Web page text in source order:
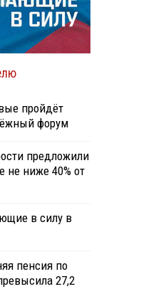
пройдёт
форум
предложили
не ниже 40% от
в силу в
пенсия по
27,2